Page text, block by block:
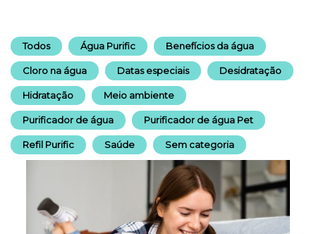
Todos Água Purific Benefícios da água
Cloro na água Datas especiais Desidratação
Hidratação Meio ambiente
Purificador de água Purificador de água Pet
Refil Purific Saúde Sem categoria